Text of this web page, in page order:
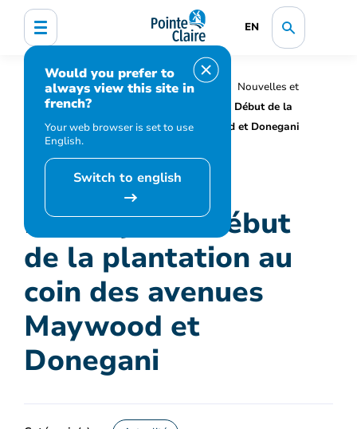
EN
Would you prefer to
always view this site in
french?
Your web browser is set to use
English.
Switch to english
Accueil Organisation municipale
Nouvelles et
médias
Actualités
Mise à jour : Début de la
plantation au coin des avenues Maywood et Donegani
Mise à jour : Début
de la plantation au
coin des avenues
Maywood et
Donegani